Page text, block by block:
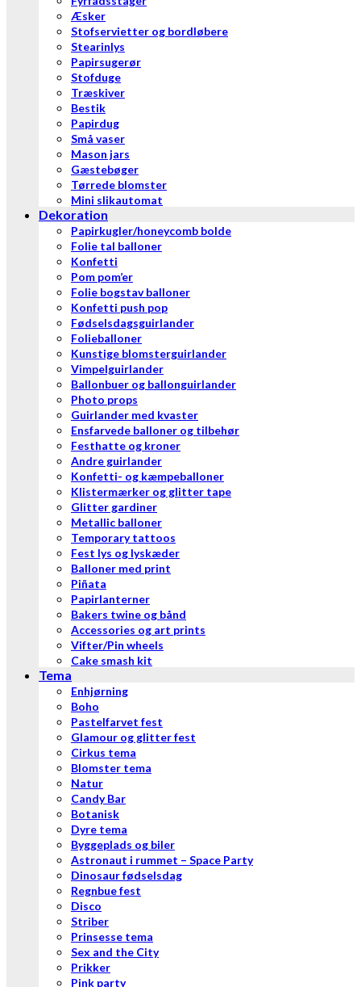
Æsker
Stofservietter og bordløbere
Stearinlys
Papirsugerør
Stofduge
Træskiver
Bestik
Papirdug
Små vaser
Mason jars
Gæstebøger
Tørrede blomster
Mini slikautomat
Dekoration
Papirkugler/honeycomb bolde
Folie tal balloner
Konfetti
Pom pom’er
Folie bogstav balloner
Konfetti push pop
Fødselsdagsguirlander
Folieballoner
Kunstige blomsterguirlander
Vimpelguirlander
Ballonbuer og ballonguirlander
Photo props
Guirlander med kvaster
Ensfarvede balloner og tilbehør
Festhatte og kroner
Andre guirlander
Konfetti- og kæmpeballoner
Klistermærker og glitter tape
Glitter gardiner
Metallic balloner
Temporary tattoos
Fest lys og lyskæder
Balloner med print
Piñata
Papirlanterner
Bakers twine og bånd
Accessories og art prints
Vifter/Pin wheels
Cake smash kit
Tema
Enhjørning
Boho
Pastelfarvet fest
Glamour og glitter fest
Cirkus tema
Blomster tema
Natur
Candy Bar
Botanisk
Dyre tema
Byggeplads og biler
Astronaut i rummet – Space Party
Dinosaur fødselsdag
Regnbue fest
Disco
Striber
Prinsesse tema
Sex and the City
Prikker
Pink party